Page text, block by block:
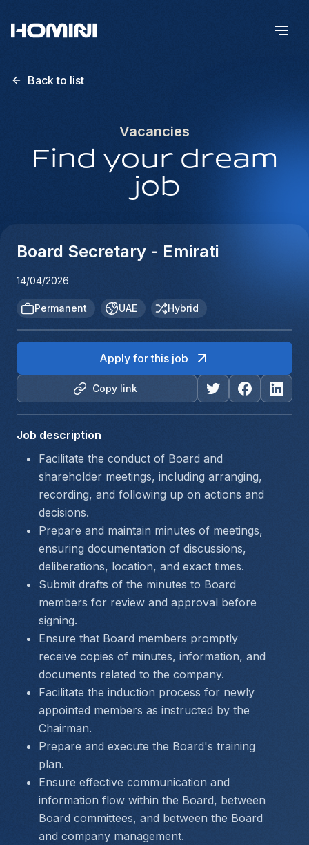
Back to list
Vacancies
Find your dream
job
Board Secretary - Emirati
14/04/2026
Permanent UAE Hybrid
Copy link
Apply for this job
Job description
Facilitate the conduct of Board and
shareholder meetings, including arranging,
recording, and following up on actions and
decisions.
Prepare and maintain minutes of meetings,
ensuring documentation of discussions,
deliberations, location, and exact times.
Submit drafts of the minutes to Board
members for review and approval before
signing.
Ensure that Board members promptly
receive copies of minutes, information, and
documents related to the company.
Facilitate the induction process for newly
appointed members as instructed by the
Chairman.
Prepare and execute the Board's training
plan.
Ensure effective communication and
information flow within the Board, between
Board committees, and between the Board
and company management.